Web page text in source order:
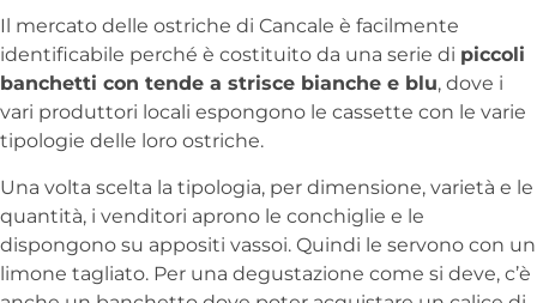
Il mercato delle ostriche di Cancale è facilmente
identificabile perché è costituito da una serie di piccoli
banchetti con tende a strisce bianche e blu, dove i
vari produttori locali espongono le cassette con le varie
tipologie delle loro ostriche.
Una volta scelta la tipologia, per dimensione, varietà e le
quantità, i venditori aprono le conchiglie e le
dispongono su appositi vassoi. Quindi le servono con un
limone tagliato. Per una degustazione come si deve, c’è